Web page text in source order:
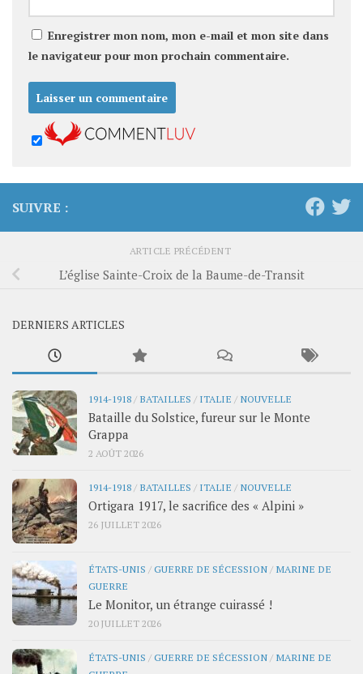
Enregistrer mon nom, mon e-mail et mon site dans
le navigateur pour mon prochain commentaire.
SUIVRE :
ARTICLE PRÉCÉDENT
L’église Sainte-Croix de la Baume-de-Transit
DERNIERS ARTICLES
1914-1918 / BATAILLES / ITALIE / NOUVELLE
Bataille du Solstice, fureur sur le Monte
Grappa
2 AOÛT 2026
1914-1918 / BATAILLES / ITALIE / NOUVELLE
Ortigara 1917, le sacrifice des « Alpini »
26 JUILLET 2026
ÉTATS-UNIS /GUERRE DE SÉCESSION / MARINE DE
GUERRE
Le Monitor, un étrange cuirassé !
20 JUILLET 2026
ÉTATS-UNIS /GUERRE DE SÉCESSION / MARINE DE